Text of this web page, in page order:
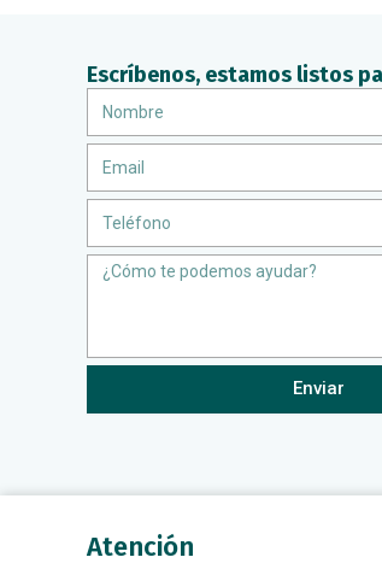
Escríbenos, estamos listos
Message
Enviar
Atención